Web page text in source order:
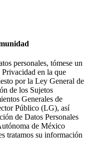
personales, tómese un
en la que
por la Ley General de
de los Sujetos
Generales de
Público (LG), así
de Datos Personales
de México
tratamos su información